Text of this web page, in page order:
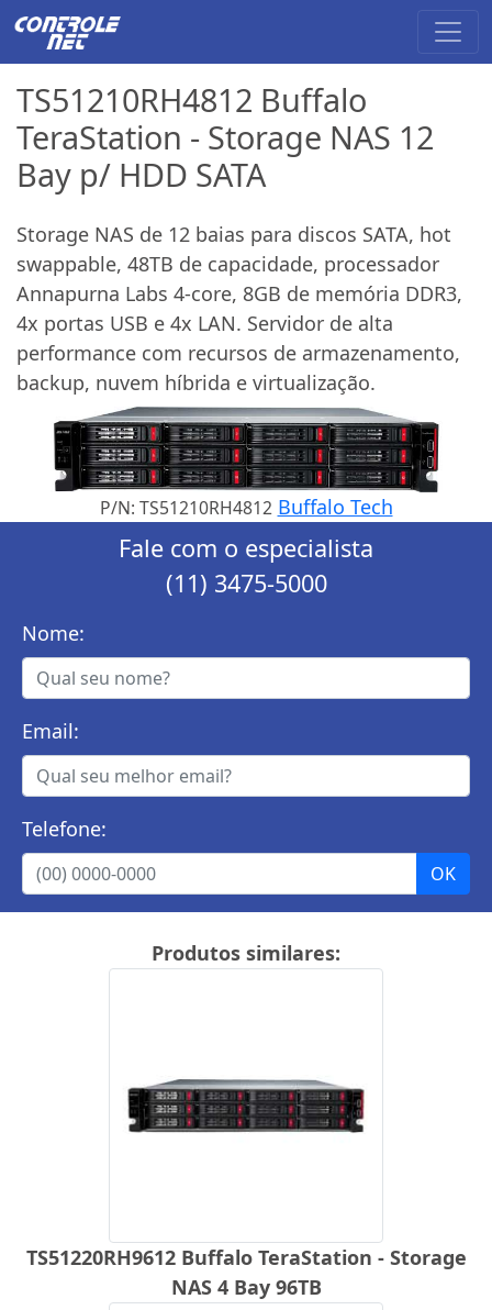
TS51210RH4812 Buffalo
TeraStation - Storage NAS 12
Bay p/ HDD SATA
Storage NAS de 12 baias para discos SATA, hot
swappable, 48TB de capacidade, processador
Annapurna Labs 4-core, 8GB de memória DDR3,
4x portas USB e 4x LAN. Servidor de alta
performance com recursos de armazenamento,
backup, nuvem híbrida e virtualização.
P/N: TS51210RH4812 Buffalo Tech
Fale com o especialista
(11) 3475-5000
Nome:
Email:
Telefone:
Produtos similares:
TS51220RH9612 Buffalo TeraStation - Storage
NAS 4 Bay 96TB